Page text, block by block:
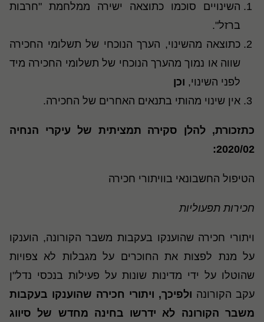
השינויים סוכמו כתוצאה ישירה ממלחמת "חרבות
ברזל".
כתוצאה מהשינוי, הערך הנוכחי של תשלומי החכירה
שווה או נמוך מהערך הנוכחי של תשלומי החכירה מיד
לפני השינוי, וכן
אין שינוי מהותי בתנאים האחרים של החכירה.
כתזכורת, להלן סקירה תמציתית של עיקרי הנחיה
2020/02:
הטיפול החשבונאי בוויתורי חכירה
חכירות תפעוליות
ויתורי חכירה שהוענקו בעקבות משבר הקורונה, הוענקו
על מנת לפצות את החוכרים על מגבלות לא צפויות
שהוטלו על ידי מדינות שונות על פעילות בנכסי נדל"ן
עקב הקורונה ולפיכך, ויתורי חכירה שהוענקו בעקבות
משבר הקורונה לא ידרשו בחינה מחדש של סיווג